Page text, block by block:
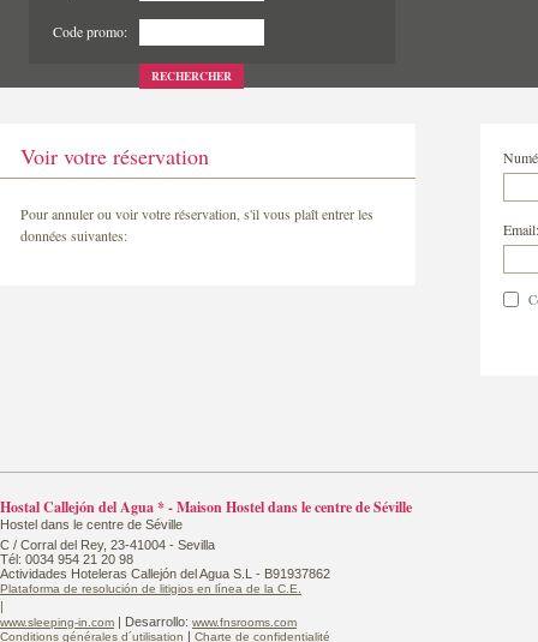
Code promo:
RECHERCHER
Voir votre réservation
Pour annuler ou voir votre réservation, s'il vous plaît entrer les
données suivantes:
Hostal Callejón del Agua * - Maison Hostel dans le centre de Séville
Hostel dans le centre de Séville
C / Corral del Rey, 23-41004 - Sevilla
Tél: 0034 954 21 20 98
Actividades Hoteleras Callejón del Agua S.L - B91937862
Plataforma de resolución de litigios en línea de la C.E.
|
www.sleeping-in.com | Desarrollo: www.fnsrooms.com
Conditions générales d´utilisation | Charte de confidentialité